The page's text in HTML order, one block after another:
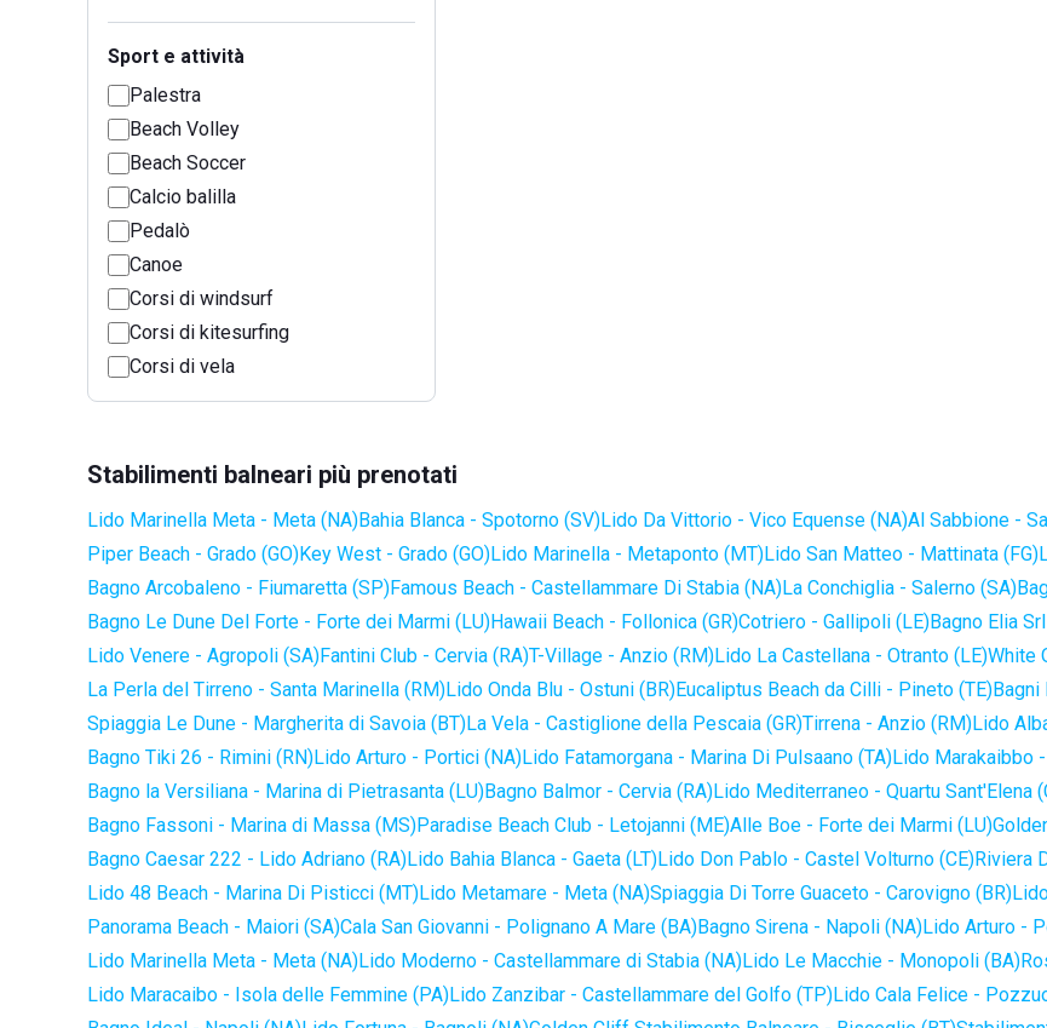
Sport e attività
Palestra
Beach Volley
Beach Soccer
Calcio balilla
Pedalò
Canoe
Corsi di windsurf
Corsi di kitesurfing
Corsi di vela
Stabilimenti balneari più prenotati
Lido Marinella Meta - Meta (NA)Bahia Blanca - Spotorno (SV)Lido Da Vittorio - Vico Equense (NA)Al Sabbione -
Piper Beach - Grado (GO)Key West - Grado (GO)Lido Marinella - Metaponto (MT)Lido San Matteo - Mattinata (FG)
Bagno Arcobaleno - Fiumaretta (SP)Famous Beach - Castellammare Di Stabia (NA)La Conchiglia - Salerno (SA)
Bagno Le Dune Del Forte - Forte dei Marmi (LU)Hawaii Beach - Follonica (GR)Cotriero - Gallipoli (LE)Bagno Elia
Lido Venere - Agropoli (SA)Fantini Club - Cervia (RA)T-Village - Anzio (RM)Lido La Castellana - Otranto (LE)White
La Perla del Tirreno - Santa Marinella (RM)Lido Onda Blu - Ostuni (BR)Eucaliptus Beach da Cilli - Pineto (TE)Bagni
Spiaggia Le Dune - Margherita di Savoia (BT)La Vela - Castiglione della Pescaia (GR)Tirrena - Anzio (RM)Lido
Bagno Tiki 26 - Rimini (RN)Lido Arturo - Portici (NA)Lido Fatamorgana - Marina Di Pulsaano (TA)Lido Marakaibbo
Bagno la Versiliana - Marina di Pietrasanta (LU)Bagno Balmor - Cervia (RA)Lido Mediterraneo - Quartu Sant'Elena
Bagno Fassoni - Marina di Massa (MS)Paradise Beach Club - Letojanni (ME)Alle Boe - Forte dei Marmi (LU)
Bagno Caesar 222 - Lido Adriano (RA)Lido Bahia Blanca - Gaeta (LT)Lido Don Pablo - Castel Volturno (CE)Riviera
Lido 48 Beach - Marina Di Pisticci (MT)Lido Metamare - Meta (NA)Spiaggia Di Torre Guaceto - Carovigno (BR)
Panorama Beach - Maiori (SA)Cala San Giovanni - Polignano A Mare (BA)Bagno Sirena - Napoli (NA)Lido Arturo -
Lido Marinella Meta - Meta (NA)Lido Moderno - Castellammare di Stabia (NA)Lido Le Macchie - Monopoli (BA)
Lido Maracaibo - Isola delle Femmine (PA)Lido Zanzibar - Castellammare del Golfo (TP)Lido Cala Felice -